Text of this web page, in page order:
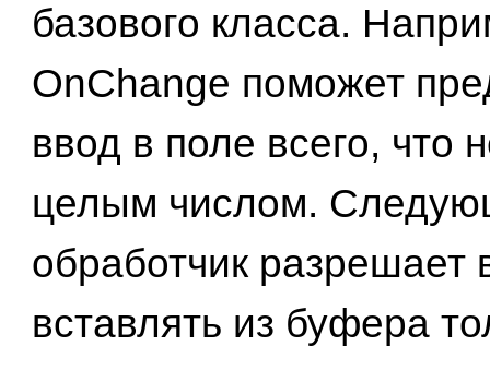
базового класса.
OnChange поможет
ввод в поле всего, что
целым числом.
обработчик разрешает
вставлять из буфера